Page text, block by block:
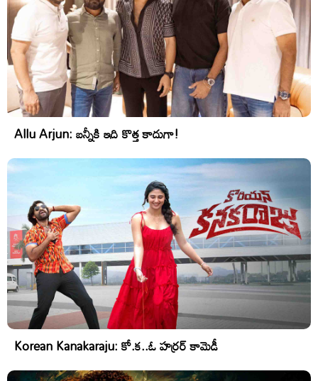
Allu Arjun: బన్నీకి ఇది కొత్త కాదుగా!
Korean Kanakaraju: కో.క..ఓ హర్రర్ కామెడీ